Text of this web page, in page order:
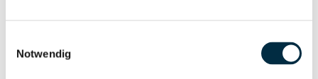
Notwendig